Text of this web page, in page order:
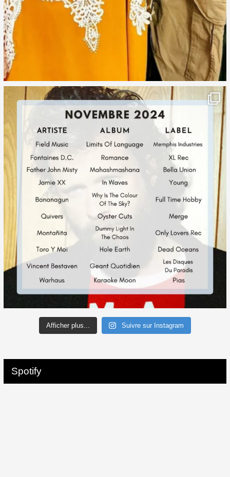
Afficher plus... Suivre sur Instagram
Spotify